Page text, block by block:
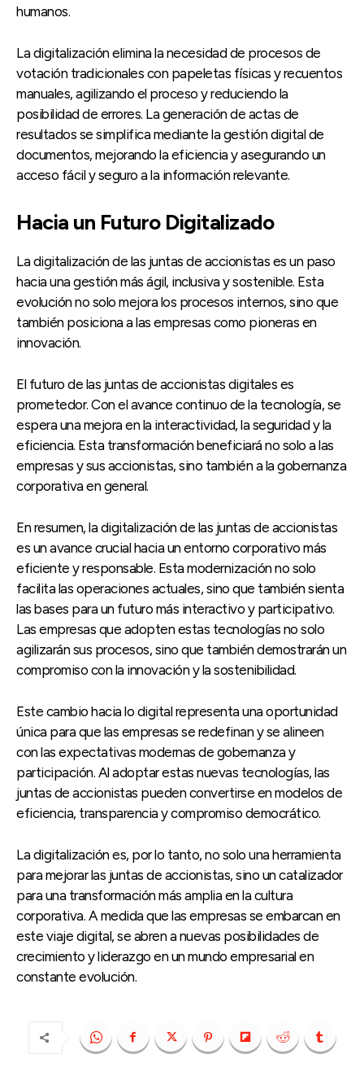
humanos.
La digitalización elimina la necesidad de procesos de
votación tradicionales con papeletas físicas y recuentos
manuales, agilizando el proceso y reduciendo la
posibilidad de errores. La generación de actas de
resultados se simplifica mediante la gestión digital de
documentos, mejorando la eficiencia y asegurando un
acceso fácil y seguro a la información relevante.
Hacia un Futuro Digitalizado
La digitalización de las juntas de accionistas es un paso
hacia una gestión más ágil, inclusiva y sostenible. Esta
evolución no solo mejora los procesos internos, sino que
también posiciona a las empresas como pioneras en
innovación.
El futuro de las juntas de accionistas digitales es
prometedor. Con el avance continuo de la tecnología, se
espera una mejora en la interactividad, la seguridad y la
eficiencia. Esta transformación beneficiará no solo a las
empresas y sus accionistas, sino también a la gobernanza
corporativa en general.
En resumen, la digitalización de las juntas de accionistas
es un avance crucial hacia un entorno corporativo más
eficiente y responsable. Esta modernización no solo
facilita las operaciones actuales, sino que también sienta
las bases para un futuro más interactivo y participativo.
Las empresas que adopten estas tecnologías no solo
agilizarán sus procesos, sino que también demostrarán un
compromiso con la innovación y la sostenibilidad.
Este cambio hacia lo digital representa una oportunidad
única para que las empresas se redefinan y se alineen
con las expectativas modernas de gobernanza y
participación. Al adoptar estas nuevas tecnologías, las
juntas de accionistas pueden convertirse en modelos de
eficiencia, transparencia y compromiso democrático.
La digitalización es, por lo tanto, no solo una herramienta
para mejorar las juntas de accionistas, sino un catalizador
para una transformación más amplia en la cultura
corporativa. A medida que las empresas se embarcan en
este viaje digital, se abren a nuevas posibilidades de
crecimiento y liderazgo en un mundo empresarial en
constante evolución.